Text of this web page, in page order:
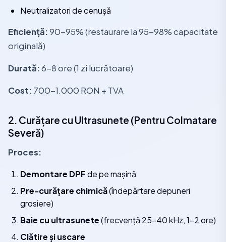
Neutralizatori de cenușă
Eficiență:90-95% (restaurare la 95-98% capacitate
originală)
Durată:6-8 ore (1 zi lucrătoare)
Cost: 700-1.000 RON + TVA
2. Curățare cu Ultrasunete (Pentru Colmatare
Severă)
Proces:
Demontare DPFde pe mașină
Pre-curățare chimică(îndepărtare depuneri
grosiere)
Baie cu ultrasunete(frecvență 25-40 kHz, 1-2 ore)
Clătire și uscare